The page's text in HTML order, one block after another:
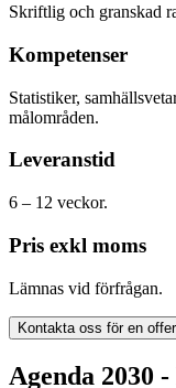
Skriftlig och granskad
Kompetenser
Statistiker,
målområden.
Leveranstid
6 – 12 veckor.
Pris exkl moms
Lämnas vid förfrågan.
Kontakta oss för en
Agenda 2030